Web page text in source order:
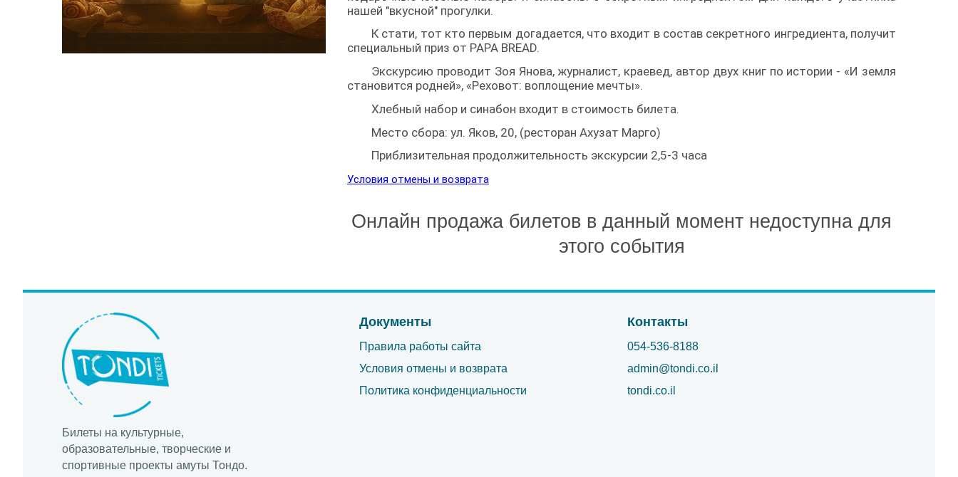
нашей "вкусной" прогулки.
К стати, тот кто первым догадается, что входит в состав секретного ингредиента, получит
специальный приз от РАРА BREAD.
Экскурсию проводит Зоя Янова, журналист, краевед, автор двух книг по истории - «И земля
становится родней», «Реховот: воплощение мечты».
Хлебный набор и синабон входит в стоимость билета.
Место сбора: ул. Яков, 20, (ресторан Ахузат Марго)
Приблизительная продолжительность экскурсии 2,5-3 часа
Условия отмены и возврата
Онлайн продажа билетов в данный момент недоступна для
этого события
Билеты на культурные,
образовательные, творческие и
спортивные проекты амуты Тондо.
Документы
Правила работы сайта
Условия отмены и возврата
Политика конфиденциальности
Контакты
054-536-8188
admin@tondi.co.il
tondi.co.il